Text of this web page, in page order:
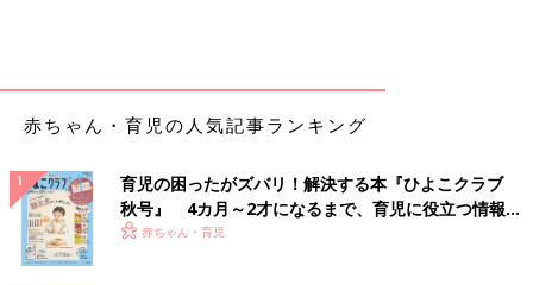
赤ちゃん・育児の人気記事ランキング
育児の困ったがズバリ！解決する本『ひよこクラブ
秋号』 4カ月～2才になるまで、育児に役立つ情報が
いっぱい！
赤ちゃん・育児